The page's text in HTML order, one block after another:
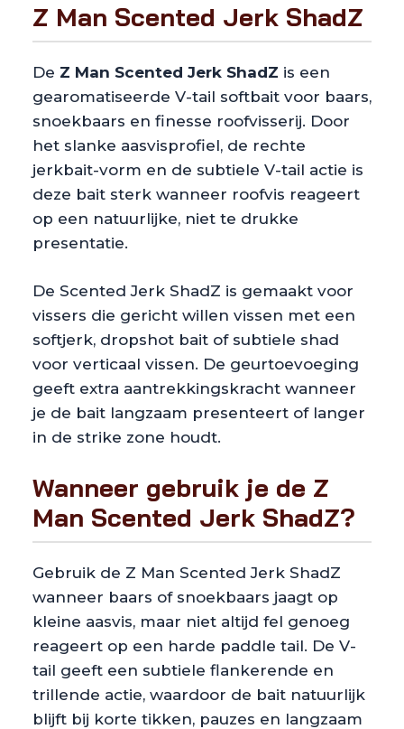
Z Man Scented Jerk ShadZ
De Z Man Scented Jerk ShadZ is een
gearomatiseerde V-tail softbait voor baars,
snoekbaars en finesse roofvisserij. Door
het slanke aasvisprofiel, de rechte
jerkbait-vorm en de subtiele V-tail actie is
deze bait sterk wanneer roofvis reageert
op een natuurlijke, niet te drukke
presentatie.
De Scented Jerk ShadZ is gemaakt voor
vissers die gericht willen vissen met een
softjerk, dropshot bait of subtiele shad
voor verticaal vissen. De geurtoevoeging
geeft extra aantrekkingskracht wanneer
je de bait langzaam presenteert of langer
in de strike zone houdt.
Wanneer gebruik je de Z
Man Scented Jerk ShadZ?
Gebruik de Z Man Scented Jerk ShadZ
wanneer baars of snoekbaars jaagt op
kleine aasvis, maar niet altijd fel genoeg
reageert op een harde paddle tail. De V-
tail geeft een subtiele flankerende en
trillende actie, waardoor de bait natuurlijk
blijft bij korte tikken, pauzes en langzaam